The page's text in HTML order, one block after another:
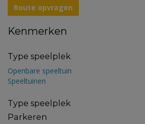
Route opvragen
Kenmerken
Type speelplek
Openbare speeltuin
Speeltuinen
Type speelplek
Parkeren